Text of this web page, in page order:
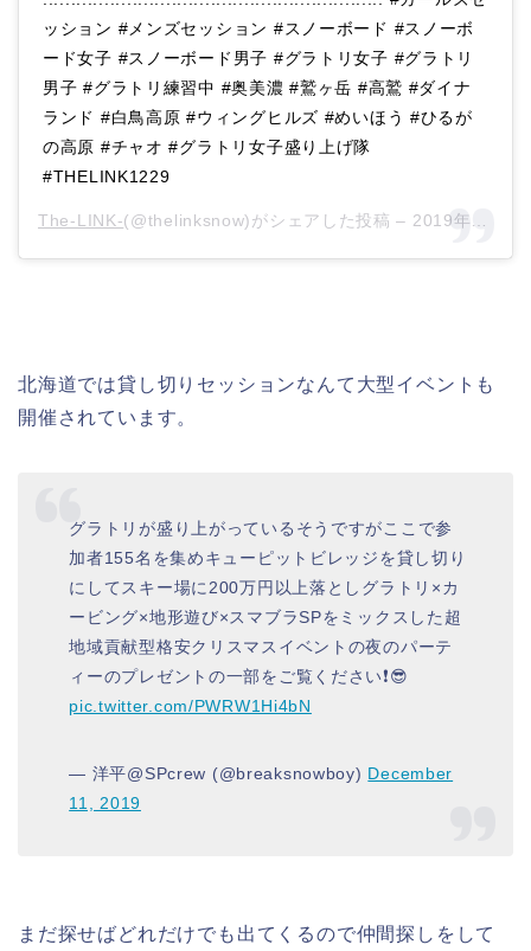
ッション #メンズセッション #スノーボード #スノーボ
ード女子 #スノーボード男子 #グラトリ女子 #グラトリ
男子 #グラトリ練習中 #奥美濃 #鷲ヶ岳 #高鷲 #ダイナ
ランド #白鳥高原 #ウィングヒルズ #めいほう #ひるが
の高原 #チャオ #グラトリ女子盛り上げ隊
#THELINK1229
The-LINK-(@thelinksnow)がシェアした投稿 – 2019年12月月2日午前12時39分PST
北海道では貸し切りセッションなんて大型イベントも
開催されています。
グラトリが盛り上がっているそうですがここで参
加者155名を集めキューピットビレッジを貸し切り
にしてスキー場に200万円以上落としグラトリ×カ
ービング×地形遊び×スマブラSPをミックスした超
地域貢献型格安クリスマスイベントの夜のパーテ
ィーのプレゼントの一部をご覧ください❗😎
pic.twitter.com/PWRW1Hi4bN
— 洋平@SPcrew (@breaksnowboy) December
11, 2019
まだ探せばどれだけでも出てくるので仲間探しをして